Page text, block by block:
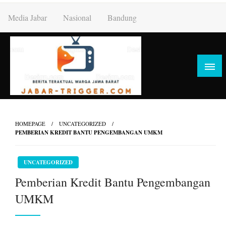
content
Media Jabar Nasional Bandung
HOMEPAGE UNCATEGORIZED
PEMBERIAN KREDIT BANTU PENGEMBANGAN UMKM
UNCATEGORIZED
Pemberian Kredit Bantu Pengembangan
UMKM